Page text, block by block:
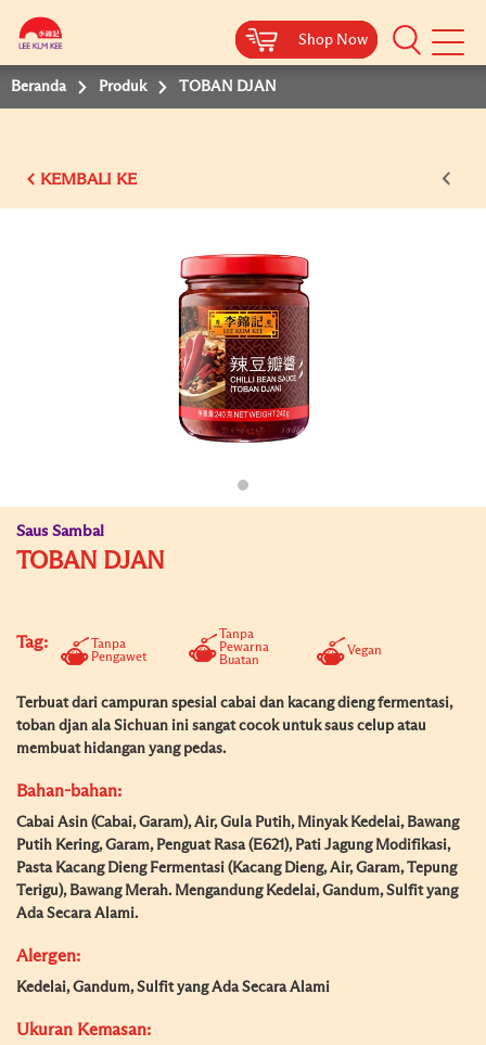
Shop Now
Shop Now
Shop Now
Shop Now
Beranda Produk TOBAN DJAN
KEMBALI KE
Saus Sambal
TOBAN DJAN
Tag:
Tanpa
Pengawet
Tanpa
Pewarna
Buatan
Vegan
Terbuat dari campuran spesial cabai dan kacang dieng fermentasi,
toban djan ala Sichuan ini sangat cocok untuk saus celup atau
membuat hidangan yang pedas.
Bahan-bahan:
Cabai Asin (Cabai, Garam), Air, Gula Putih, Minyak Kedelai, Bawang
Putih Kering, Garam, Penguat Rasa (E621), Pati Jagung Modifikasi,
Pasta Kacang Dieng Fermentasi (Kacang Dieng, Air, Garam, Tepung
Terigu), Bawang Merah. Mengandung Kedelai, Gandum, Sulfit yang
Ada Secara Alami.
Alergen:
Kedelai, Gandum, Sulfit yang Ada Secara Alami
Ukuran Kemasan: